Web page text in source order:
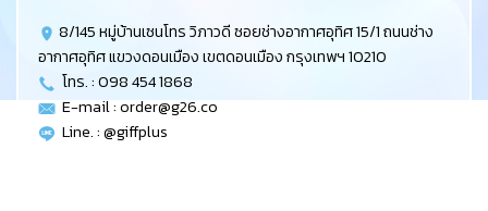
8/145 หมู่บ้านเซนโทร วิภาวดี ซอยช่างอากาศอุทิศ 15/1 ถนนช่าง
อากาศอุทิศ แขวงดอนเมือง เขตดอนเมือง กรุงเทพฯ 10210
โทร. : 098 454 1868
E-mail :order@g26.co
Line. : @giffplus